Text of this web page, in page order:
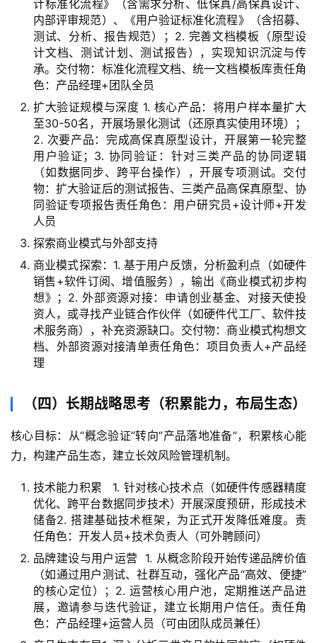
计标准化流程》（含需求分析、低保真/高保真设计、
内部评审规范）、《用户验证标准化流程》（含招募、
测试、分析、报告规范）；2. 完善文档模板（原型设
计文档、测试计划、测试报告），实现知识沉淀与传
承。交付物：标准化流程文档、统一文档模板库责任角
色：产品经理+团队全员
扩大验证规模与深度 1. 核心产品：将用户样本量扩大
至30-50名，开展场景化测试（还原真实使用环境）；
2. 次要产品：完成高保真原型设计，开展第一轮完整
用户验证；3. 协同验证：针对三类产品的协同逻辑
（如数据同步、跨平台操作），开展专项测试。交付
物：扩大验证后的测试报告、三类产品高保真原型、协
同验证专项报告责任角色：用户研究员+设计师+开发
人员
探索商业模式与外部支持
商业模式探索：1. 基于用户反馈，分析盈利点（如硬件
销售+软件订阅、增值服务），输出《商业模式初步构
想》；2. 外部资源对接：申请创业基金、对接天使投
资人，或寻找产业链合作伙伴（如硬件代工厂、软件技
术服务商），补充资源缺口。交付物：商业模式构想文
档、外部资源对接清单责任角色：项目负责人+产品经
理
（四）长期战略思考（积累能力，布局生态）
核心目标：从“概念验证”转向“产品落地准备”，积累核心能
力，构建产品生态，建立长效风险管理机制。
技术能力积累 1. 针对核心技术点（如硬件传感器精度
优化、跨平台数据同步技术）开展深度预研，形成技术
储备2. 搭建基础技术框架，为正式开发降低难度。责
任角色：开发人员+技术负责人（可外聘顾问）
品牌建设与用户运营 1. 从概念阶段开始传递品牌价值
（如通过用户测试、社群互动，强化产品“高效、便捷”
的核心定位）；2. 运营核心用户池，定期推送产品进
展，邀请参与迭代验证，建立长期用户信任。责任角
色：产品经理+运营人员（可由团队成员兼任）